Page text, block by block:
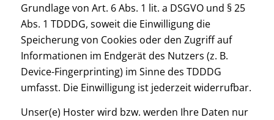
Grundlage von Art. 6 Abs. 1 lit. a DSGVO und § 25
Abs. 1 TDDDG, soweit die Einwilligung die
Speicherung von Cookies oder den Zugriff auf
Informationen im Endgerät des Nutzers (z. B.
Device-Fingerprinting) im Sinne des TDDDG
umfasst. Die Einwilligung ist jederzeit widerrufbar.
Unser(e) Hoster wird bzw. werden Ihre Daten nur